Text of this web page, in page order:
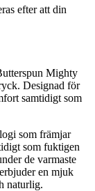
efter att din
Mighty
Designad för
samtidigt som
som främjar
som fuktigen
de varmaste
en mjuk
naturlig.